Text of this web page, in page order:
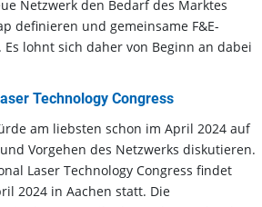
Netzwerk den Bedarf des Marktes
definieren und gemeinsame F&E-
lohnt sich daher von Beginn an dabei
Technology Congress
am liebsten schon im April 2024 auf
Vorgehen des Netzwerks diskutieren.
Laser Technology Congress findet
2024 in Aachen statt. Die